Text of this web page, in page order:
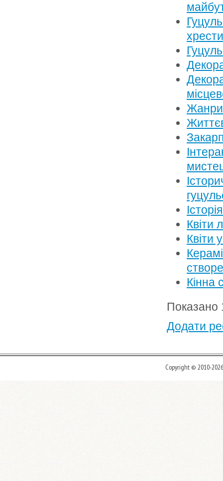
Квіти
Квіти
Кінна
Показано
Додати
Copyright © 2010-